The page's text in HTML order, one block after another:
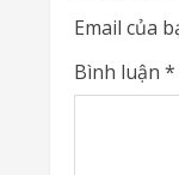
n
u
Email của
Bình luận *